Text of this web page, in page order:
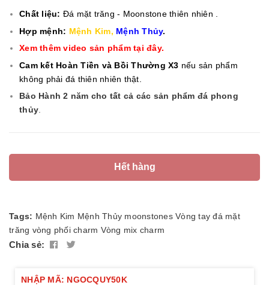
Chất liệu: Đá mặt trăng - Moonstonethiên nhiên .
Hợp mệnh: Mệnh Kim, Mệnh Thủy.
Xem thêm video sản phẩm tại đây.
Cam kết Hoàn Tiền và Bồi Thường X3 nếu sản phẩm
không phải đá thiên nhiên thật.
Bảo Hành 2 năm cho tất cả các sản phẩm đá phong
thủy.
Hết hàng
Tags: Mệnh Kim Mệnh Thủy moonstones Vòng tay đá mặt
trăng vòng phối charm Vòng mix charm
Chia sẻ:
NHẬP MÃ: NGOCQUY50K